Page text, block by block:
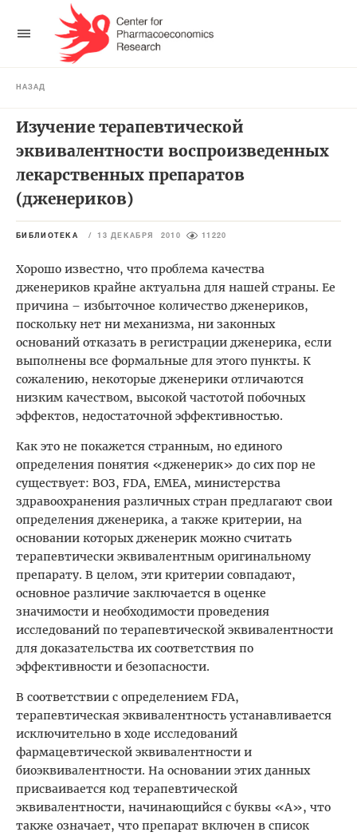
НАЗАД
Изучение терапевтической
эквивалентности воспроизведенных
лекарственных препаратов
(дженериков)
БИБЛИОТЕКА / 13 ДЕКАБРЯ 2010 11220
Хорошо известно, что проблема качества
дженериков крайне актуальна для нашей страны. Ее
причина – избыточное количество дженериков,
поскольку нет ни механизма, ни законных
оснований отказать в регистрации дженерика, если
выполнены все формальные для этого пункты. К
сожалению, некоторые дженерики отличаются
низким качеством, высокой частотой побочных
эффектов, недостаточной эффективностью.
Как это не покажется странным, но единого
определения понятия «дженерик» до сих пор не
существует: ВОЗ, FDA, EMEA, министерства
здравоохранения различных стран предлагают свои
определения дженерика, а также критерии, на
основании которых дженерик можно считать
терапевтически эквивалентным оригинальному
препарату. В целом, эти критерии совпадают,
основное различие заключается в оценке
значимости и необходимости проведения
исследований по терапевтической эквивалентности
для доказательства их соответствия по
эффективности и безопасности.
В соответствии с определением FDA,
терапевтическая эквивалентность устанавливается
исключительно в ходе исследований
фармацевтической эквивалентности и
биоэквивалентности. На основании этих данных
присваивается код терапевтической
эквивалентности, начинающийся с буквы «А», что
также означает, что препарат включен в список